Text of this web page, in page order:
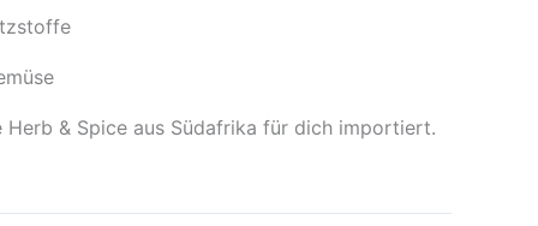
& Spice aus Südafrika für dich importiert.